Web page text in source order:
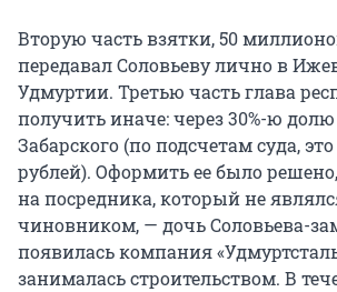
Вторую часть взятки,50
передавал Соловьеву лично в
Удмуртии. Третью часть глава
получить иначе: через30%-ю
Забарского (по подсчетам суда, это
рублей). Оформить ее было решено,
на посредника, который не
чиновником, — дочь Соловьева-
появилась компания
занималась строительством. В